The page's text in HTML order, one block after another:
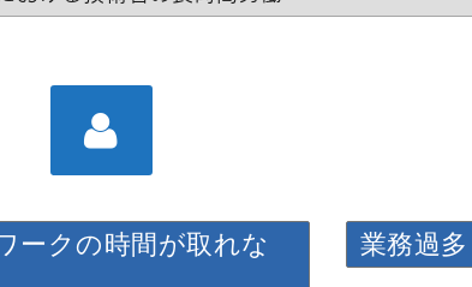
ークの時間が取れな
業務過多